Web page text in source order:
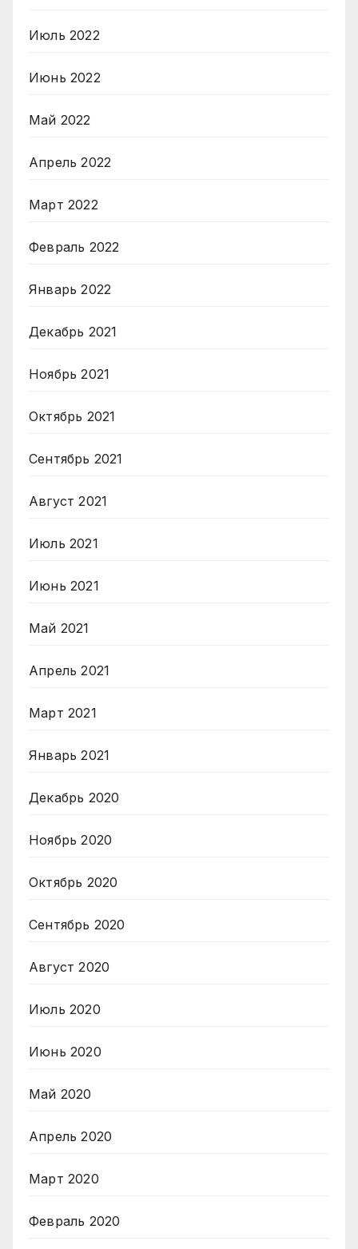
Июль 2022
Июнь 2022
Май 2022
Апрель 2022
Март 2022
Февраль 2022
Январь 2022
Декабрь 2021
Ноябрь 2021
Октябрь 2021
Сентябрь 2021
Август 2021
Июль 2021
Июнь 2021
Май 2021
Апрель 2021
Март 2021
Январь 2021
Декабрь 2020
Ноябрь 2020
Октябрь 2020
Сентябрь 2020
Август 2020
Июль 2020
Июнь 2020
Май 2020
Апрель 2020
Март 2020
Февраль 2020